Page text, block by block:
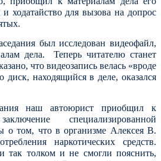
ходатайство для вызова на допрос
был исследован видеофайл,
дела. Теперь читателю станет
что видеозапись велась «вроде
находящийся в деле, оказался
наш автоюрист приобщил к
специализированной
о том, что в организме Алексея В.
наркотических средств.
так толком и не смогли пояснить,